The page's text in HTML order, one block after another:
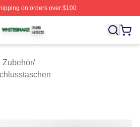
on orders over $100
⚡️ Officially Licensed Whitesnake
Zubehör/